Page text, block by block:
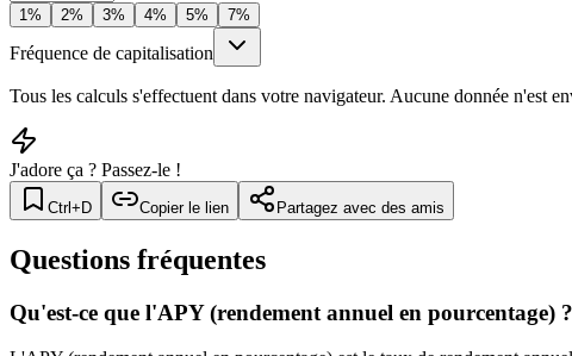
1% 2% 3% 4% 5% 7%
Fréquence de capitalisation
Tous les calculs s'effectuent dans votre navigateur. Aucune donnée n'est
J'adore ça ? Passez-le !
Ctrl+D Copier le lien Partagez avec des amis
Questions fréquentes
Qu'est-ce que l'APY (rendement annuel en pourcentage) ?